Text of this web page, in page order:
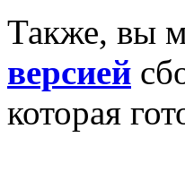
Также, вы
версией
которая